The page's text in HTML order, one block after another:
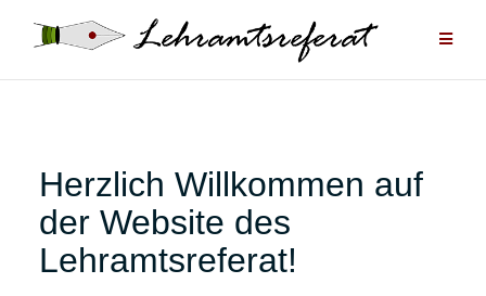
Herzlich Willkommen auf
der Website des
Lehramtsreferat!